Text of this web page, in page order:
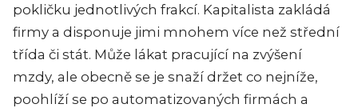
pokličku jednotlivých frakcí. Kapitalista zakládá
firmy a disponuje jimi mnohem více než střední
třída či stát. Může lákat pracující na zvýšení
mzdy, ale obecně se je snaží držet co nejníže,
poohlíží se po automatizovaných firmách a